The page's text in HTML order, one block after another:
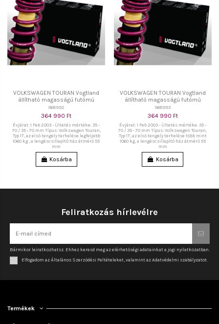
VOLKSWAGEN TOURAN Vogtland
állítható magasságú futómű
968992
364 990 Ft
Évjárat: 1 Feb 2003 - Ültetés mértéke: 35 -
70 / 35 - 70 mm Típus: Volkswagen Touran,
Typ 1T, az első tengely terhelése legfeljebb
1060 kg , a lengéscsillapító ház átmérő 55
mm
Kosárba
VOLKSWAGEN TOURAN Vogtland
állítható magasságú futómű
968993
364 990 Ft
Évjárat: 1 Feb 2003 - Ültetés mértéke: 35 -
70 / 35 - 70 mm Típus: Volkswagen Touran,
Typ 1T, az első tengely terhelése több mint
1060 kg, a lengéscsillapító ház átmérő 55
mm
Kosárba
Feliratkozás hírlevélre
Bármikor leiratkozhatsz. Ehhez keresd meg az elérhetőségi adatainkat a jogi nyilatkozatban.
Elfogadom az Általános Szerződési Feltételeket, valamint az Adatvédelmi szabályzatot.
Termékek